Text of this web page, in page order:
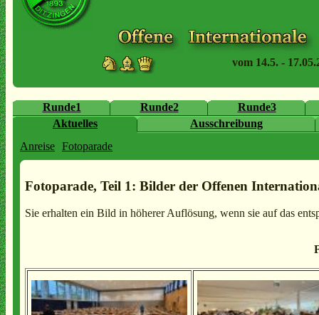
vom 14.5. -
Runde1 Runde2
Runde3
Aktuelles
Ausschreibung
Anreise Fotoparade
Fotoparade, Teil 1: Bilder der Offenen
Sie erhalten ein Bild in höherer Auflösung, wenn sie auf das